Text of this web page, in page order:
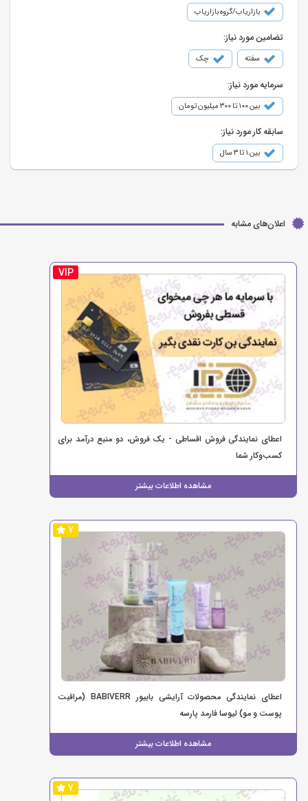
بازاریاب/گروه بازاریاب
تضامین مورد نیاز:
سفته چک
سرمایه مورد نیاز:
بین ۱۰۰ تا ۳۰۰ میلیون تومان
سابقه کار مورد نیاز:
بین ۱ تا ۳ سال
اعلان‌های مشابه
VIP
اعطای نمایندگی فروش اقساطی - یک فروش، دو منبع درآمد برای
کسب‌وکار شما
مشاهده اطلاعات بیشتر
7
اعطای نمایندگی محصولات آرایشی بابیور BABIVERR (مراقبت
پوست و مو) لیوسا فارمد پارسه
مشاهده اطلاعات بیشتر
7